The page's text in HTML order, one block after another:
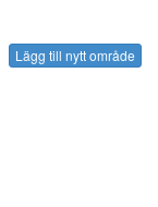
Lägg till nytt område